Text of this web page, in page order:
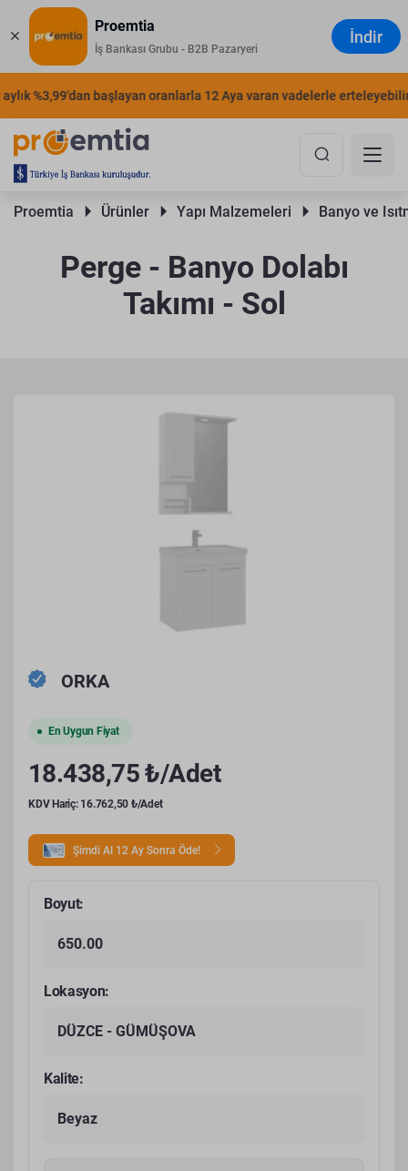
Proemtia
İş Bankası Grubu - B2B Pazaryeri
İndir
%3,99'dan başlayan oranlarla 12 Aya varan vadelerle
Proemtia Ürünler Yapı Malzemeleri Banyo ve
Perge - Banyo Dolabı
Takımı - Sol
ORKA
En Uygun Fiyat
18.438,75 ₺/Adet
KDV Hariç: 16.762,50 ₺/Adet
Şimdi Al 12 Ay Sonra Öde!
Boyut:
650.00
Lokasyon:
DÜZCE - GÜMÜŞOVA
Kalite:
Beyaz